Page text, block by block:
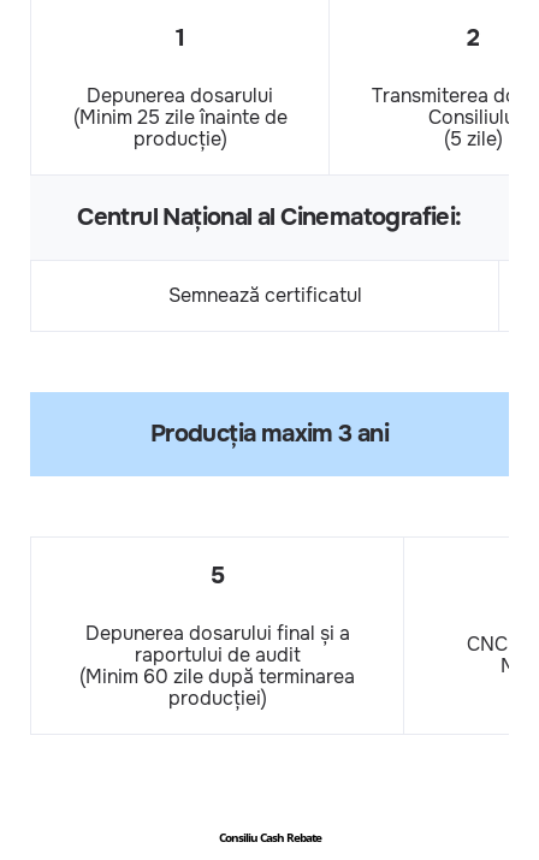
1
Depunerea dosarului
(Minim 25 zile înainte de
producție)
2
Transmiterea
Consiliului
(5 zile)
Centrul Național al Cinematografiei:
Semnează certificatul
Producția maxim 3 ani
5
Depunerea dosarului final și a
raportului de audit
(Minim 60 zile după terminarea
producției)
CNC
Consiliu Cash Rebate